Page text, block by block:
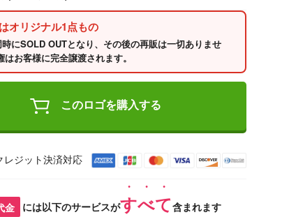
オリジナル1点もの
にSOLD OUTとなり、その後の再販は一切ありませ
はお客様に完全譲渡されます。
このロゴを購入する
レジット決済対応
金 には以下のサービスがすべて含まれます